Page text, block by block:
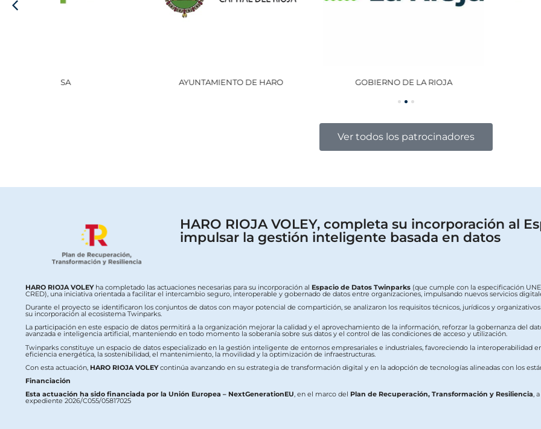
AYUNTAMIENTO DE HARO GOBIERNO DE LA RIOJA
Ver todos los patrocinadores
HARO RIOJA VOLEY, completa su incorporación al
impulsar la gestión inteligente basada en datos
HARO RIOJA VOLEYha completado las actuaciones necesarias para su incorporación al Espacio de Datos Twinparks (que cumple con la especificación
CRED), una iniciativa orientada a facilitar el intercambio seguro, interoperable y gobernado de datos entre organizaciones, impulsando nuevos servicios
Durante el proyecto se identificaron los conjuntos de datos con mayor potencial de compartición, se analizaron los requisitos técnicos, jurídicos y
su incorporación al ecosistema Twinparks.
La participación en este espacio de datos permitirá a la organización mejorar la calidad y el aprovechamiento de la información, reforzar la gobernanza del
avanzada e inteligencia artificial, manteniendo en todo momento la soberanía sobre sus datos y el control de las condiciones de acceso y utilización.
Twinparks constituye un espacio de datos especializado en la gestión inteligente de entornos empresariales e industriales, favoreciendo la interoperabilidad
eficiencia energética, la sostenibilidad, el mantenimiento, la movilidad y la optimización de infraestructuras.
Con esta actuación, HARO RIOJA VOLEYcontinúa avanzando en su estrategia de transformación digital y en la adopción de tecnologías alineadas con los
Financiación
Esta actuación ha sido financiada por la Unión Europea – NextGenerationEU, en el marco del Plan de Recuperación, Transformación y Resiliencia,
expediente 2026/C055/05817025